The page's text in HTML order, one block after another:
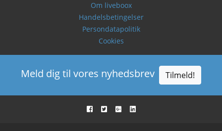
Om liveboox
Handelsbetingelser
Persondatapolitik
Cookies
Meld dig til vores nyhedsbrev Tilmeld!